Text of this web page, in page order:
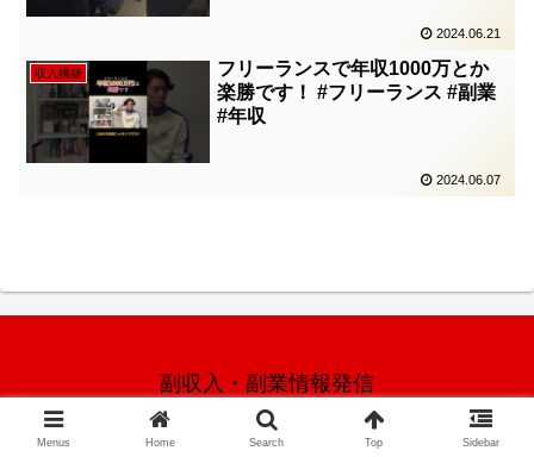
2024.06.21
収入構築
フリーランスで年収1000万とか
楽勝です！ #フリーランス #副業
#年収
2024.06.07
副収入・副業情報発信
© 2024 合同会社ルテミック.
Menus Home Search Top Sidebar